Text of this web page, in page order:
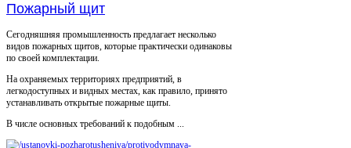
Пожарный щит
Сегодняшняя промышленность предлагает несколько
видов пожарных щитов, которые практически одинаковы
по своей комплектации.
На охраняемых территориях предприятий, в
легкодоступных и видных местах, как правило, принято
устанавливать открытые пожарные щиты.
В числе основных требований к подобным ...